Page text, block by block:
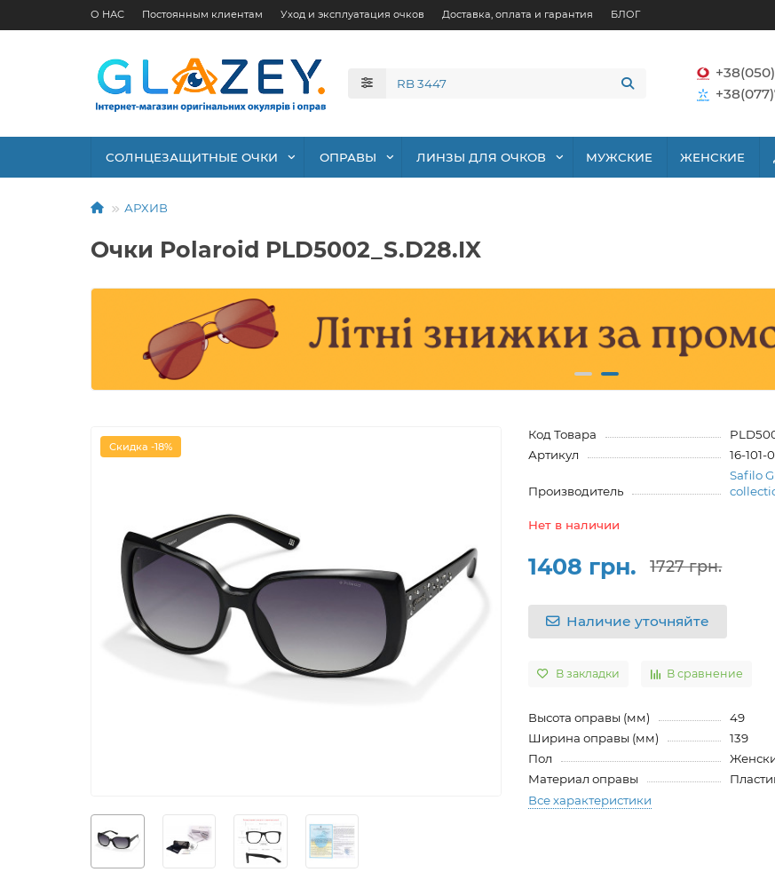
О НАС Постоянным клиентам Уход и эксплуатация очков Доставка, оплата и гарантия БЛОГ
СОЛНЦЕЗАЩИТНЫЕ ОЧКИ ОПРАВЫ ЛИНЗЫ ДЛЯ ОЧКОВ МУЖСКИЕ ЖЕНСКИЕ
АРХИВ
Очки Polaroid PLD5002_S.D28.IX
Скидка -18%
Код Товара
Артикул
16-101-
Производитель
Safilo
Нет в наличии
1408 грн. 1727 грн.
Наличие уточняйте
В закладки В сравнение
Высота оправы (мм)
49
Ширина оправы (мм)
139
Пол
Материал оправы
Все характеристики